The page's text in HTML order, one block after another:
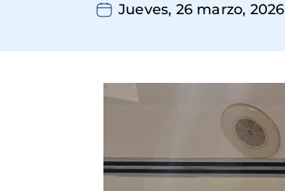
Jueves, 26 marzo, 2026